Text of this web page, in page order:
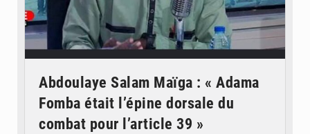
Abdoulaye Salam Maïga : « Adama
Fomba était l’épine dorsale du
combat pour l’article 39 »